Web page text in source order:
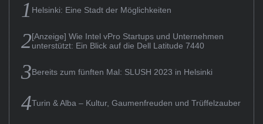
Helsinki: Eine Stadt der Möglichkeiten
[Anzeige] Wie Intel vPro Startups und Unternehmen
unterstützt: Ein Blick auf die Dell Latitude 7440
Bereits zum fünften Mal: SLUSH 2023 in Helsinki
Turin & Alba – Kultur, Gaumenfreuden und Trüffelzauber